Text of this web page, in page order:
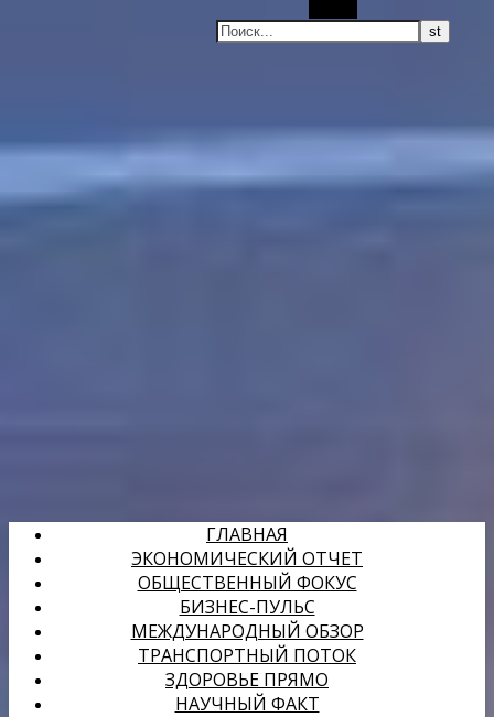
ГЛАВНАЯ
ЭКОНОМИЧЕСКИЙ ОТЧЕТ
ОБЩЕСТВЕННЫЙ ФОКУС
БИЗНЕС-ПУЛЬС
МЕЖДУНАРОДНЫЙ ОБЗОР
ТРАНСПОРТНЫЙ ПОТОК
ЗДОРОВЬЕ ПРЯМО
НАУЧНЫЙ ФАКТ